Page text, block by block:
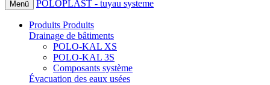
Menü POLOPLAST - tuyau systeme
Produits Produits
Drainage de bâtiments
POLO-KAL XS
POLO-KAL 3S
Composants système
Évacuation des eaux usées